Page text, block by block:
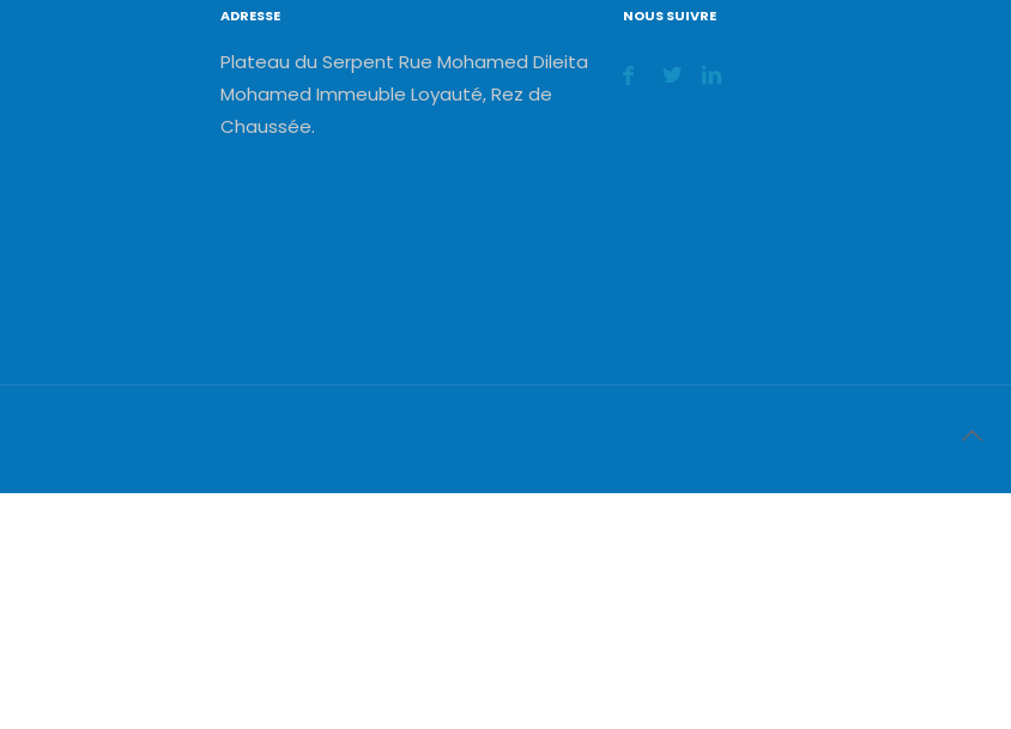
ADRESSE
Plateau du Serpent Rue Mohamed Dileita
Mohamed Immeuble Loyauté, Rez de
Chaussée.
NOUS SUIVRE